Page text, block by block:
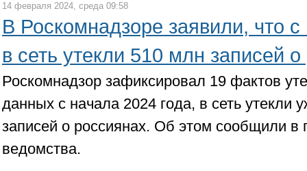
14 февраля 2024, среда 09:58
В Роскомнадзоре заявили, что с
в сеть утекли 510 млн записей
Роскомнадзор зафиксировал 19 фактов
данных с начала 2024 года, в сеть утекли
записей о россиянах. Об этом сообщили в
ведомства.